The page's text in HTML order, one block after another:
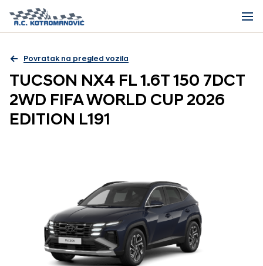
Povratak na pregled vozila
TUCSON NX4 FL 1.6T 150 7DCT
2WD FIFA WORLD CUP 2026
EDITION L191